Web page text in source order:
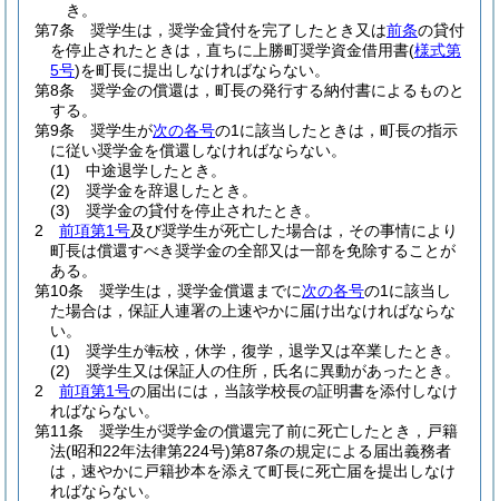
き。
第7条
奨学生は，奨学金貸付を完了したとき又は前条の貸付
を停止されたときは，直ちに上勝町奨学資金借用書(様式第
5号)を町長に提出しなければならない。
第8条
奨学金の償還は，町長の発行する納付書によるものと
する。
第9条
奨学生が次の各号の1に該当したときは，町長の指示
に従い奨学金を償還しなければならない。
(1)
中途退学したとき。
(2)
奨学金を辞退したとき。
(3)
奨学金の貸付を停止されたとき。
2
前項第1号及び奨学生が死亡した場合は，その事情により
町長は償還すべき奨学金の全部又は一部を免除することが
ある。
第10条
奨学生は，奨学金償還までに次の各号の1に該当し
た場合は，保証人連署の上速やかに届け出なければならな
い。
(1)
奨学生が転校，休学，復学，退学又は卒業したとき。
(2)
奨学生又は保証人の住所，氏名に異動があったとき。
2
前項第1号の届出には，当該学校長の証明書を添付しなけ
ればならない。
第11条
奨学生が奨学金の償還完了前に死亡したとき，戸籍
法(昭和22年法律第224号)第87条の規定による届出義務者
は，速やかに戸籍抄本を添えて町長に死亡届を提出しなけ
ればならない。